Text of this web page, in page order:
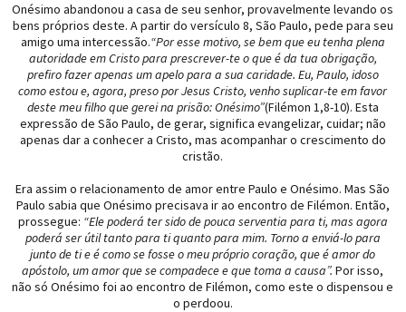
Onésimo abandonou a casa de seu senhor, provavelmente levando os
bens próprios deste. A partir do versículo 8, São Paulo, pede para seu
amigo uma intercessão.“Por esse motivo, se bem que eu tenha plena
autoridade em Cristo para prescrever-te o que é da tua obrigação,
prefiro fazer apenas um apelo para a sua caridade. Eu, Paulo, idoso
como estou e, agora, preso por Jesus Cristo, venho suplicar-te em favor
deste meu filho que gerei na prisão: Onésimo”(Filémon 1,8-10). Esta
expressão de São Paulo, de gerar, significa evangelizar, cuidar; não
apenas dar a conhecer a Cristo, mas acompanhar o crescimento do
cristão.
Era assim o relacionamento de amor entre Paulo e Onésimo. Mas São
Paulo sabia que Onésimo precisava ir ao encontro de Filémon. Então,
prossegue: “Ele poderá ter sido de pouca serventia para ti, mas agora
poderá ser útil tanto para ti quanto para mim. Torno a enviá-lo para
junto de ti e é como se fosse o meu próprio coração, que é amor do
apóstolo, um amor que se compadece e que toma a causa”. Por isso,
não só Onésimo foi ao encontro de Filémon, como este o dispensou e
o perdoou.